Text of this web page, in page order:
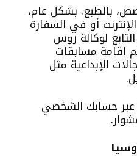
بالطبع. بشكل عام،
أو في السفارة
لوكالة روس
اقامة مسابقات
الإبداعية مثل
عبر حسابك الشخصي